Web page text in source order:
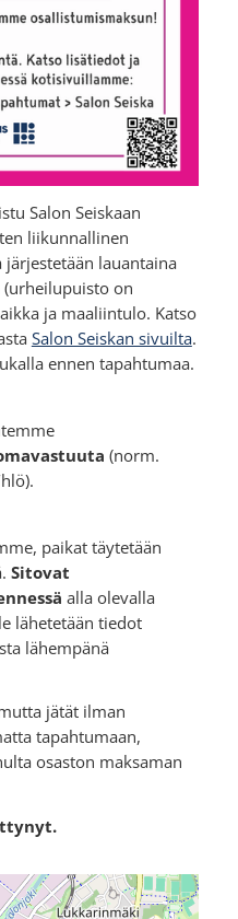
Salon Seiskaan
liikunnallinen
lauantaina
on
ja maaliintulo. Katso
Salon Seiskan sivuilta.
ennen tapahtumaa.
(norm.
paikat täytetään
Sitovat
alla olevalla
lähetetään tiedot
lähempänä
jätät ilman
tapahtumaan,
osaston maksaman